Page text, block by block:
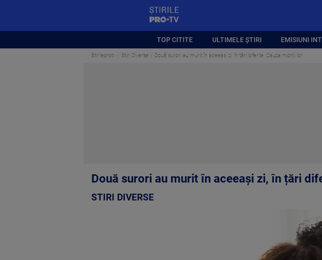
TOP CITITE ULTIMELE ȘTIRI EMISIUNI
Stirileprotv Stiri Diverse Două surori au murit în aceeași zi, în țări diferite. Cauza morții lor
Două surori au murit în aceeași zi, în țări
STIRI DIVERSE